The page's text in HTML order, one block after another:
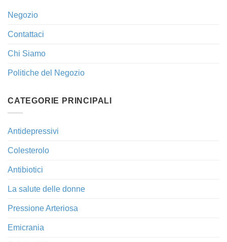
Negozio
Contattaci
Chi Siamo
Politiche del Negozio
CATEGORIE PRINCIPALI
Antidepressivi
Colesterolo
Antibiotici
La salute delle donne
Pressione Arteriosa
Emicrania